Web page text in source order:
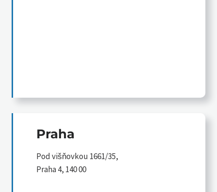
Praha
Pod višňovkou 1661/35,
Praha 4, 140 00